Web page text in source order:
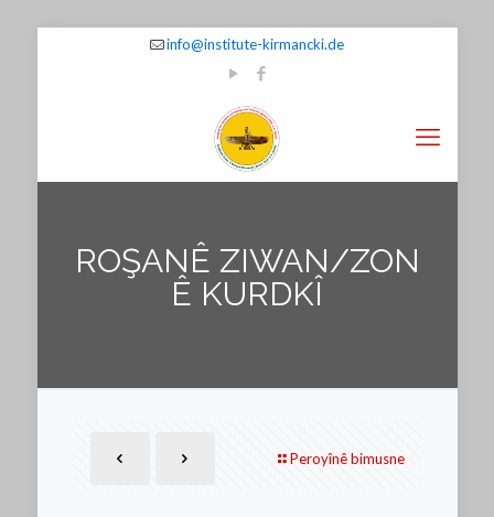
info@institute-kirmancki.de
ROŞANÊ ZIWAN/ZON
Ê KURDKÎ
Peroyînê bimusne